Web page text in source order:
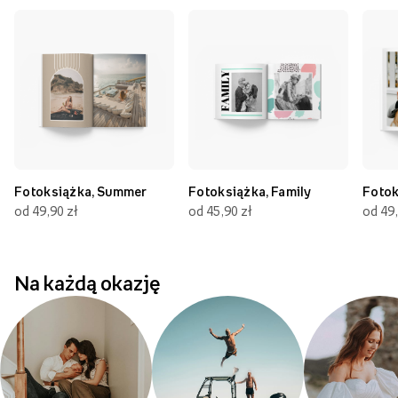
Fotoksiążka, Summer
od 49,90 zł
Fotoksiążka, Family
od 45,90 zł
od
Na każdą okazję